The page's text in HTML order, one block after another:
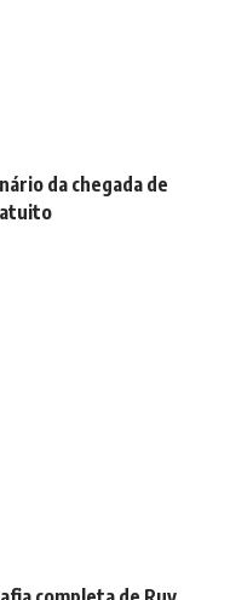
da chegada de